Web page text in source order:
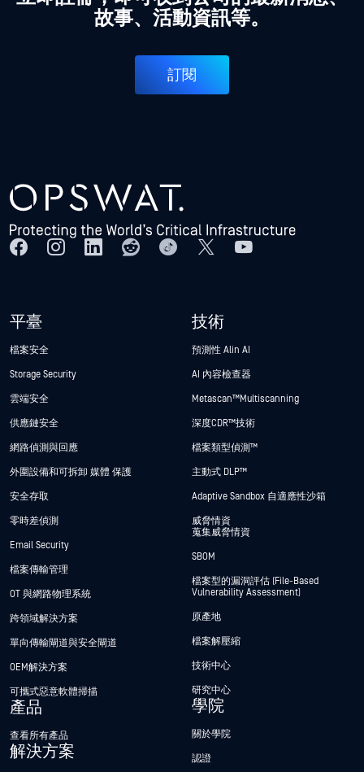
故事、活動資訊等。
訂閱
平臺
檔案安全
Storage Security
雲端安全
供應鏈安全
網路偵測與回應
外圍設備和可拆卸 媒體 保護
安全存取
零時差偵測
Email Security
檔案傳輸管理
OT 與網路物理系統
跨領域解決方案
單向傳輸閘道與安全閘道
OEM解決方案
可攜式惡意軟體掃描
產品
查看所有產品
解決方案
技術
預測性 Alin AI
AI 內容檢查器
Metascan™ Multiscanning
深度CDR™技術
檔案類型偵測™
主動式 DLP™
Adaptive Sandbox 自適應性沙箱
威脅情資
蒐集威脅情資
SBOM
檔案型的漏洞評估 (File-Based
Vulnerability Assessment)
原產地
檔案解壓縮
技術中心
研究中心
學院
關於學院
認證